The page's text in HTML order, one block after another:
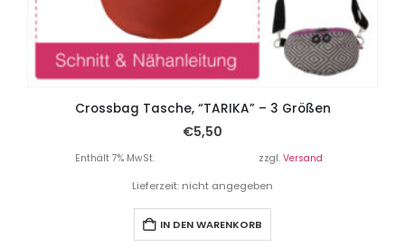
Crossbag Tasche, “TARIKA” – 3 Größen
€5,50
Enthält 7% MwSt. zzgl. Versand
Lieferzeit: nicht angegeben
IN DEN WARENKORB